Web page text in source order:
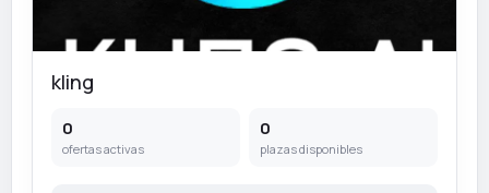
kling
0
ofertas activas
0
plazas disponibles